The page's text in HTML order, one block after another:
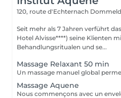
120, route d'Echternach
Seit mehr als 7 Jahren verführt
Hotel Alvisse****) seine Klienten
Behandlungsritualen und se...
Massage Relaxant 50 min
Massage Aquene